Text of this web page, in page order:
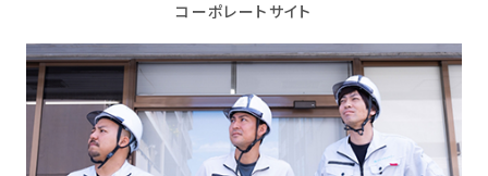
コーポレートサイト